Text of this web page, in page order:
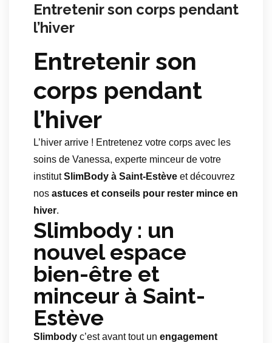
Entretenir son corps pendant
l’hiver
Entretenir son
corps pendant
l’hiver
L’hiver arrive ! Entretenez votre corps avec les
soins de Vanessa, experte minceur de votre
institutSlimBody à Saint-Estève et découvrez
nos astuces et conseils pour rester mince en
hiver.
Slimbody : un
nouvel espace
bien-être et
minceur à Saint-
Estève
Slimbody c’est avant tout un engagement